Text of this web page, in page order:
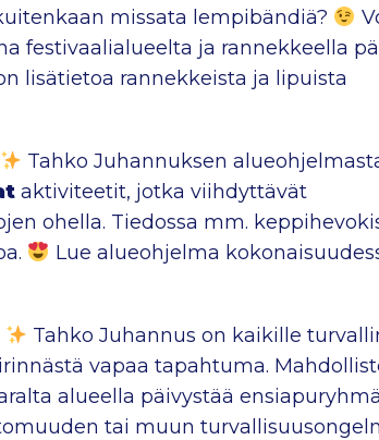
missata lempibändiä?
festivaalialueelta ja rannekkeella
lisätietoa rannekkeista ja lipuista
Tahko Juhannuksen
aktiviteetit, jotka viihdyttävät
ohella. Tiedossa mm.
Lue alueohjelma
Tahko Juhannus on kaikille
vapaa tapahtuma.
alueella päivystää
tai muun